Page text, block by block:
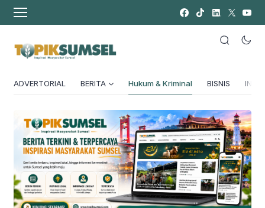
ADVERTORIAL BERITA Hukum & Kriminal BISNIS